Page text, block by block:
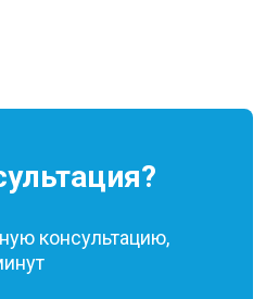
консультацию,